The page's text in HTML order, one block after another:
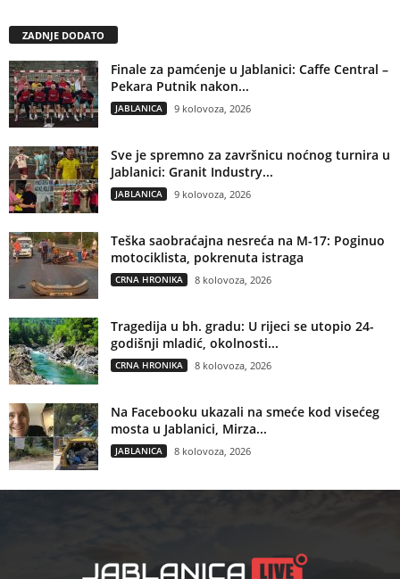
ZADNJE DODATO
Finale za pamćenje u Jablanici: Caffe Central –
Pekara Putnik nakon...
JABLANICA 9 kolovoza, 2026
Sve je spremno za završnicu noćnog turnira u
Jablanici: Granit Industry...
JABLANICA 9 kolovoza, 2026
Teška saobraćajna nesreća na M-17: Poginuo
motociklista, pokrenuta istraga
CRNA HRONIKA 8 kolovoza, 2026
Tragedija u bh. gradu: U rijeci se utopio 24-
godišnji mladić, okolnosti...
CRNA HRONIKA 8 kolovoza, 2026
Na Facebooku ukazali na smeće kod visećeg
mosta u Jablanici, Mirza...
JABLANICA 8 kolovoza, 2026